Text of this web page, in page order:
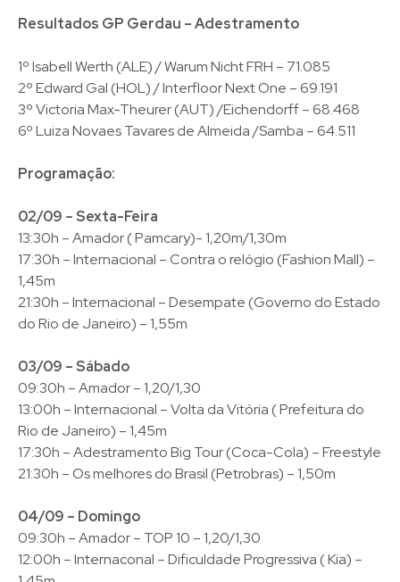
Resultados GP Gerdau – Adestramento
1º Isabell Werth (ALE) / Warum Nicht FRH – 71.085
2º Edward Gal (HOL) / Interfloor Next One – 69.191
3º Victoria Max-Theurer (AUT) /Eichendorff – 68.468
6º Luiza Novaes Tavares de Almeida /Samba – 64.511
Programação:
02/09 – Sexta-Feira
13:30h – Amador ( Pamcary)- 1,20m/1,30m
17:30h – Internacional – Contra o relógio (Fashion Mall) –
1,45m
21:30h – Internacional – Desempate (Governo do Estado
do Rio de Janeiro) – 1,55m
03/09 – Sábado
09:30h – Amador – 1,20/1,30
13:00h – Internacional – Volta da Vitória ( Prefeitura do
Rio de Janeiro) – 1,45m
17:30h – Adestramento Big Tour (Coca-Cola) – Freestyle
21:30h – Os melhores do Brasil (Petrobras) – 1,50m
04/09 – Domingo
09:30h – Amador – TOP 10 – 1,20/1,30
12:00h – Internaconal – Dificuldade Progressiva ( Kia) –